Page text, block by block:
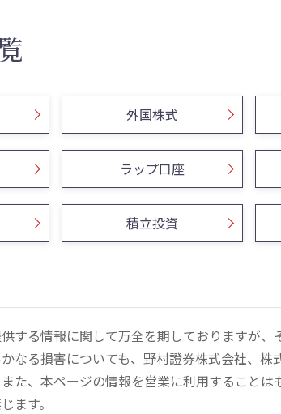
外国株式
ラップ口座
積立投資
する情報に関して万全を期しておりますが
なる損害についても、野村證券株式会社、
た、本ページの情報を営業に利用すること
ます。